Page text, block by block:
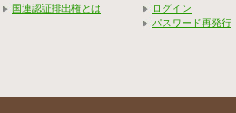
国連認証排出権とは
ログイン
パスワード再発行